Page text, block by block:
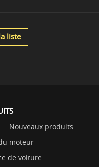
liste
Nouveaux produits
moteur
de voiture